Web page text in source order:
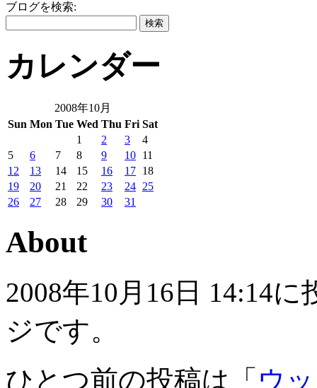
ブログを検索:
カレンダー
2008年10月
Sun Mon Tue Wed Thu Fri Sat
1
2 3
4
5
6 7 8 9 10 11
12
13 14 15 16 17 18
19
20 21 22 23 24 25
26
27 28 29 30 31
About
2008年10月16日 14:14
ジです。
ひとつ前の投稿は「 ウ